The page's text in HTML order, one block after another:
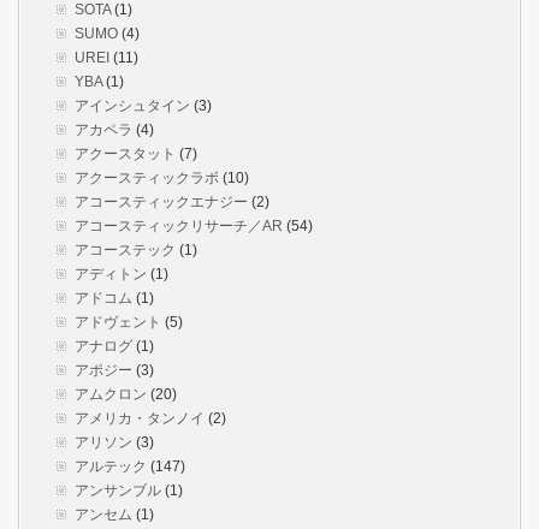
SOTA(1)
SUMO (4)
UREI (11)
YBA(1)
アインシュタイン (3)
アカペラ (4)
アクースタット (7)
アクースティックラボ (10)
アコースティックエナジー (2)
アコースティックリサーチ／AR (54)
アコーステック (1)
アディトン (1)
アドコム (1)
アドヴェント (5)
アナログ (1)
アポジー (3)
アムクロン (20)
アメリカ・タンノイ (2)
アリソン (3)
アルテック (147)
アンサンブル (1)
アンセム (1)